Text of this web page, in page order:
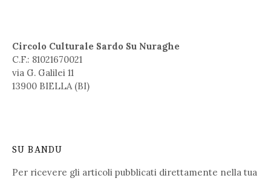
Circolo Culturale Sardo Su Nuraghe
C.F.: 81021670021
via G. Galilei 11
13900 BIELLA (BI)
SU BANDU
Per ricevere gli articoli pubblicati direttamente nella tua